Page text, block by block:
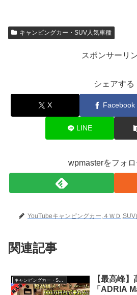
キャンピングカー・SUV人気車種
スポンサーリ
シェアする
X Facebook
LINE
wpmasterをフォ
YouTubeキャンピングカー,４ＷＤ
関連記事
キャンピングカー・SUV人気車種
【最高峰
「ADRIA